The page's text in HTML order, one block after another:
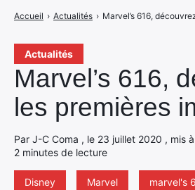
Actualités
Marvel’s 616,
les premières
Par J-C Coma , le 23 juillet 2020 , mis
2 minutes de lecture
Disney Marvel marvel's
Accueil › Actualités › Marvel’s 616,